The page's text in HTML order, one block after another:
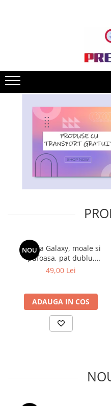
NOU
Patura Galaxy, moale si
pufoasa, pat dublu,
200x230 cm
49,00 Lei
ADAUGA IN COS